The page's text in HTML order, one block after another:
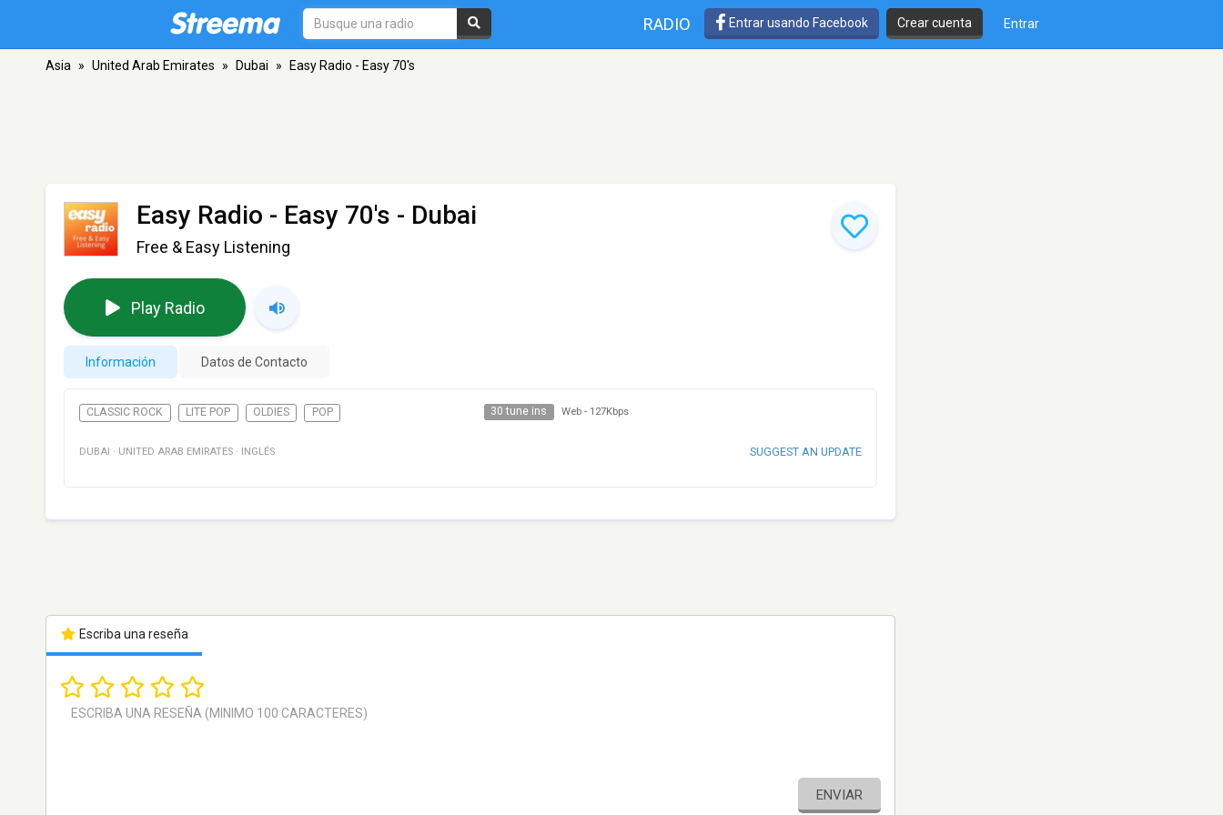
RADIO Entrar usando Facebook Crear cuenta Entrar
Asia » United Arab Emirates » Dubai » Easy Radio - Easy 70's
Easy Radio - Easy 70's - Dubai
Free & Easy Listening
Play Radio
Información Datos de Contacto
CLASSIC ROCK LITE POP OLDIES POP 30 tune ins Web - 127Kbps
DUBAI · UNITED ARAB EMIRATES · INGLÉS SUGGEST AN UPDATE
Escriba una reseña
ENVIAR